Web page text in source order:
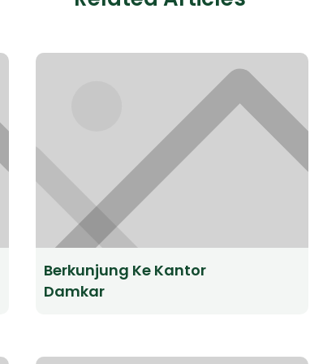
Berkunjung Ke Kantor
Damkar